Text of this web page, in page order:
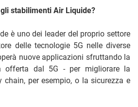
stabilimenti Air Liquide?
è uno dei leader del proprio settore
delle tecnologie 5G nelle diverse
nuove applicazioni sfruttando la
offerta dal 5G - per migliorare la
chain, per esempio, o la sicurezza e